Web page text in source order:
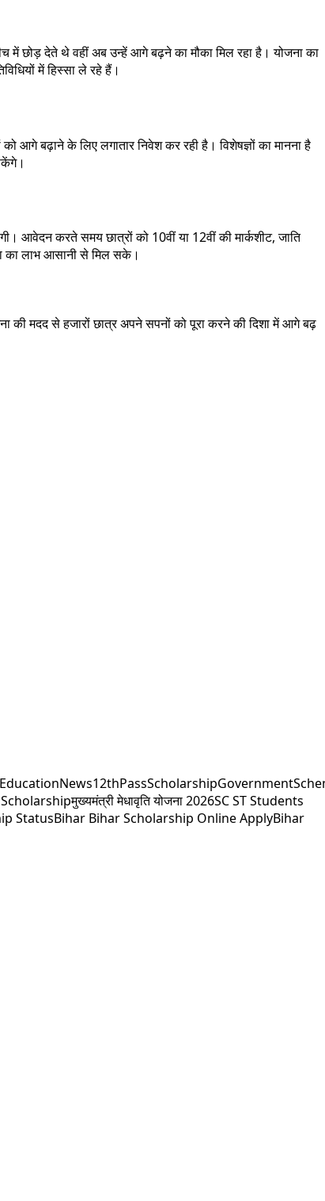
में छोड़ देते थे वहीं अब उन्हें आगे बढ़ने का मौका मिल रहा है। योजना का
में हिस्सा ले रहे हैं।
आगे बढ़ाने के लिए लगातार निवेश कर रही है। विशेषज्ञों का मानना है
आवेदन करते समय छात्रों को 10वीं या 12वीं की मार्कशीट, जाति
का लाभ आसानी से मिल सके।
की मदद से हजारों छात्र अपने सपनों को पूरा करने की दिशा में आगे बढ़
12thPassScholarship
मुख्यमंत्री मेधावृति योजना 2026SC ST Students
StatusBihar Bihar Scholarship Online ApplyBihar